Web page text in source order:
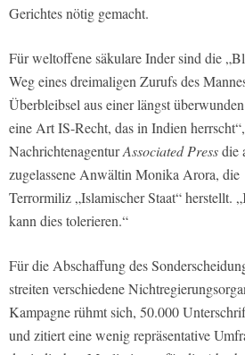
Gerichtes nötig gemacht.
Für weltoffene säkulare Inder sind die
Weg eines dreimaligen Zurufs des
Überbleibsel aus einer längst
eine Art IS-Recht, das in Indien
NachrichtenagenturAssociated Pressdie
zugelassene Anwältin Monika Arora,
Terrormiliz „Islamischer Staat“ herstellt.
kann dies tolerieren.“
Für die Abschaffung des
streiten verschiedene
Kampagne rühmt sich, 50.000
und zitiert eine wenig repräsentative